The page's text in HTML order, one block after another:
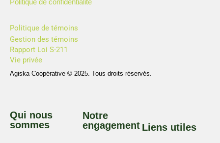
Politique de confidentialité
Politique de témoins
Gestion des témoins
Rapport Loi S-211
Vie privée
Agiska Coopérative © 2025. Tous droits réservés.
Qui nous
sommes
Notre
engagement Liens utiles